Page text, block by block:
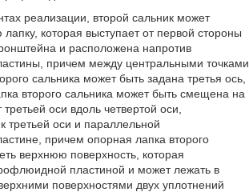
реализации, второй сальник может
которая выступает от первой стороны
и расположена напротив
причем между центральными точками
сальника может быть задана третья ось,
второго сальника может быть смещена на
оси вдоль четвертой оси,
третьей оси и параллельной
причем опорная лапка второго
верхнюю поверхность, которая
пластиной и может лежать в
поверхностями двух уплотнений